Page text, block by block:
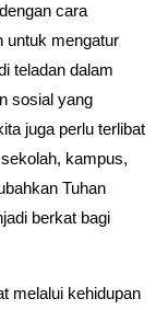
cara
untuk mengatur
teladan dalam
sosial yang
juga perlu terlibat
kampus,
Tuhan
berkat bagi
melalui kehidupan